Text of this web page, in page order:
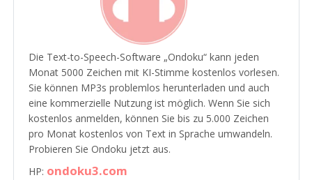
Die Text-to-Speech-Software „Ondoku“ kann jeden
Monat 5000 Zeichen mit KI-Stimme kostenlos vorlesen.
Sie können MP3s problemlos herunterladen und auch
eine kommerzielle Nutzung ist möglich. Wenn Sie sich
kostenlos anmelden, können Sie bis zu 5.000 Zeichen
pro Monat kostenlos von Text in Sprache umwandeln.
Probieren Sie Ondoku jetzt aus.
HP: ondoku3.com